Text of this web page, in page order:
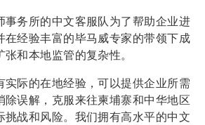
事务所的中文客服队为了帮助企业进
在经验丰富的毕马威专家的带领下成
和本地监管的复杂性。
实际的在地经验，可以提供企业所需
除误解，克服来往柬埔寨和中华地区
挑战和风险。我们拥有高水平的中文